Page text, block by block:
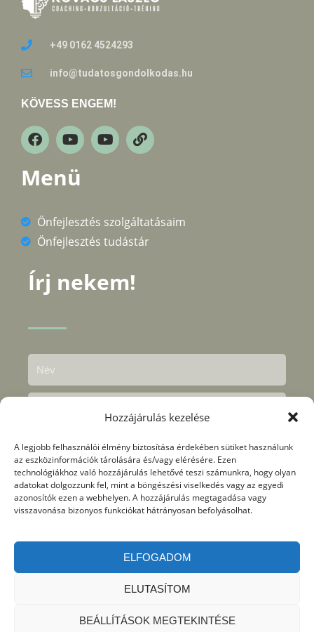
Hozzájárulás kezelése
A legjobb felhasználói élmény biztosítása érdekében sütiket használunk
az eszközinformációk tárolására és/vagy elérésére. Ezen
technológiákhoz való hozzájárulás lehetővé teszi számunkra, hogy olyan
adatokat dolgozzunk fel, mint a böngészési viselkedés vagy az egyedi
azonosítók ezen a webhelyen. A hozzájárulás megtagadása vagy
visszavonása bizonyos funkciókat hátrányosan befolyásolhat.
ELFOGADOM
ELUTASÍTOM
BEÁLLÍTÁSOK MEGTEKINTÉSE
+49 0162 4524293
info@tudatosgondolkodas.hu
KÖVESS ENGEM!
Menü
Önfejlesztés szolgáltatásaim
Önfejlesztés tudástár
Írj nekem!
nyilvántartásbanfoglaltakat.
KÜLDÉS